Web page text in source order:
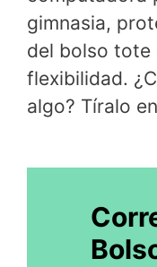
gimnasia,
del bolso tote
flexibilidad.
algo? Tíralo